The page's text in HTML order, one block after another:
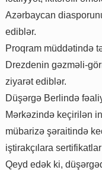
Azərbaycan
ediblər.
Proqram müddətində
Drezdenin gəzməli-
ziyarət ediblər.
Düşərgə Berlində
Mərkəzində keçirilən
mübarizə şəraitində
iştirakçılara
Qeyd edək ki,